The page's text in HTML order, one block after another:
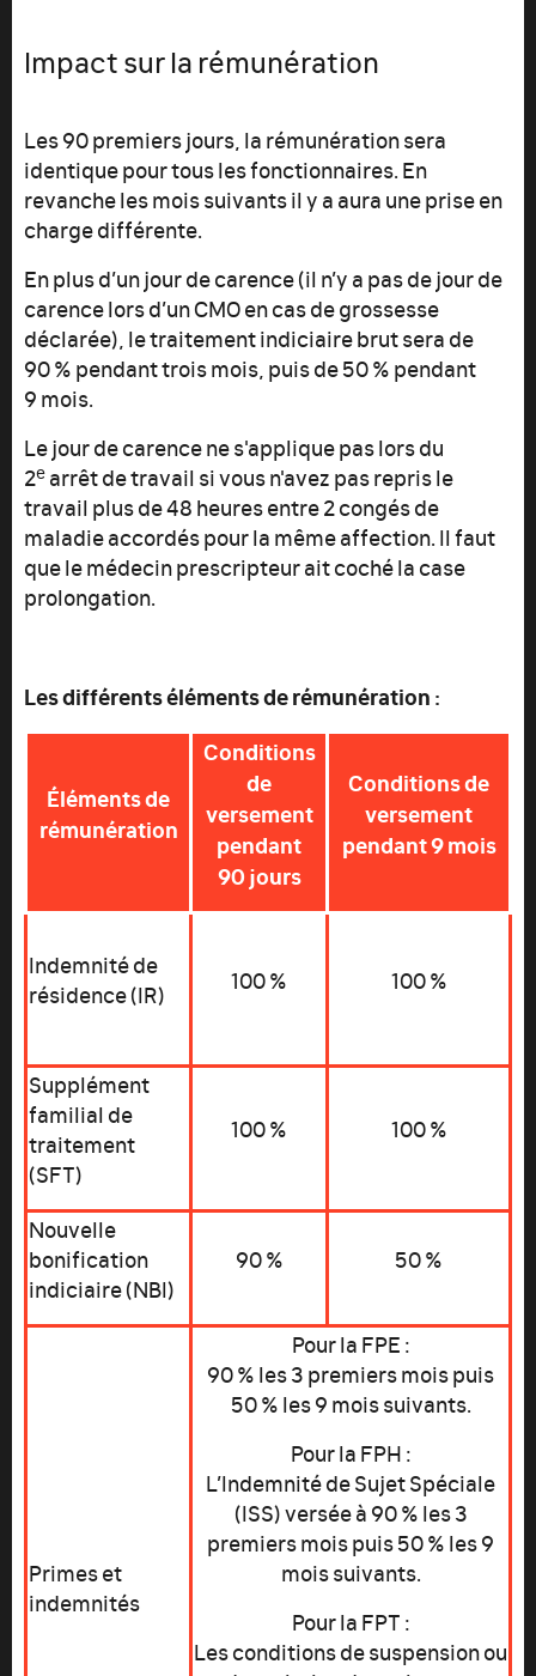
Impact sur la rémunération
Les 90 premiers jours, la rémunération sera
identique pour tous les fonctionnaires. En
revanche les mois suivants il y a aura une prise en
charge différente.
En plus d’un jour de carence (il n’y a pas de jour de
carence lors d’un CMO en cas de grossesse
déclarée), le traitement indiciaire brut sera de
90 % pendant trois mois, puis de 50 % pendant
9 mois.
Le jour de carence ne s'applique pas lors du
2e arrêt de travail si vous n'avez pas repris le
travail plus de 48 heures entre 2 congés de
maladie accordés pour la même affection. Il faut
que le médecin prescripteur ait coché la case
prolongation.
Les différents éléments de rémunération :
Éléments de
rémunération
Conditions
de
versement
pendant
90 jours
Conditions de
versement
pendant 9 mois
Indemnité de
résidence (IR)
100 % 100 %
Supplément
familial de
traitement
(SFT)
100 % 100 %
Nouvelle
bonification
indiciaire (NBI)
90 % 50 %
Primes et
indemnités
Pour la FPE :
90 % les 3 premiers mois puis
50 % les 9 mois suivants.
Pour la FPH :
L’Indemnité de Sujet Spéciale
(ISS) versée à 90 % les 3
premiers mois puis 50 % les 9
mois suivants.
Pour la FPT :
Les conditions de suspension ou